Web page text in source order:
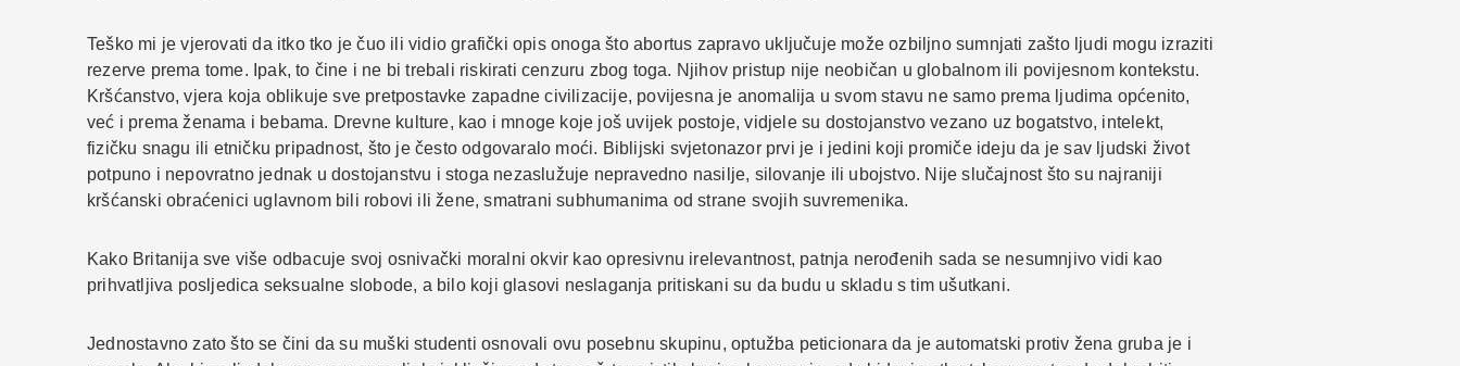
Teško mi je vjerovati da itko tko je čuo ili vidio grafički opis onoga što abortus zapravo uključuje može ozbiljno sumnjati zašto ljudi mogu izraziti
rezerve prema tome. Ipak, to čine i ne bi trebali riskirati cenzuru zbog toga. Njihov pristup nije neobičan u globalnom ili povijesnom kontekstu.
Kršćanstvo, vjera koja oblikuje sve pretpostavke zapadne civilizacije, povijesna je anomalija u svom stavu ne samo prema ljudima općenito,
već i prema ženama i bebama. Drevne kulture, kao i mnoge koje još uvijek postoje, vidjele su dostojanstvo vezano uz bogatstvo, intelekt,
fizičku snagu ili etničku pripadnost, što je često odgovaralo moći. Biblijski svjetonazor prvi je i jedini koji promiče ideju da je sav ljudski život
potpuno i nepovratno jednak u dostojanstvu i stoga nezaslužuje nepravedno nasilje, silovanje ili ubojstvo. Nije slučajnost što su najraniji
kršćanski obraćenici uglavnom bili robovi ili žene, smatrani subhumanima od strane svojih suvremenika.
Kako Britanija sve više odbacuje svoj osnivački moralni okvir kao opresivnu irelevantnost, patnja nerođenih sada se nesumnjivo vidi kao
prihvatljiva posljedica seksualne slobode, a bilo koji glasovi neslaganja pritiskani su da budu u skladu s tim ušutkani.
Jednostavno zato što se čini da su muški studenti osnovali ovu posebnu skupinu, optužba peticionara da je automatski protiv žena gruba je i